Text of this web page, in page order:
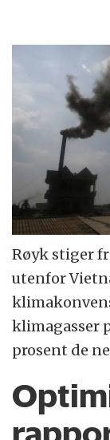
Røyk stiger
utenfor
klimagasser
prosent de